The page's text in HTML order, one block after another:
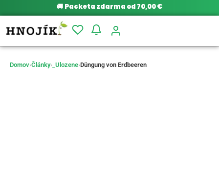
🚚 Packeta zdarma od 70,00 €
Domov›Články› _Ulozene›Düngung von Erdbeeren